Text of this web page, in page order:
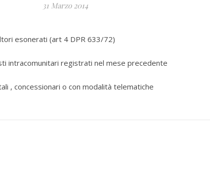
31 Marzo 2014
esonerati (art 4 DPR 633/72)
intracomunitari registrati nel mese precedente
, concessionari o con modalità telematiche